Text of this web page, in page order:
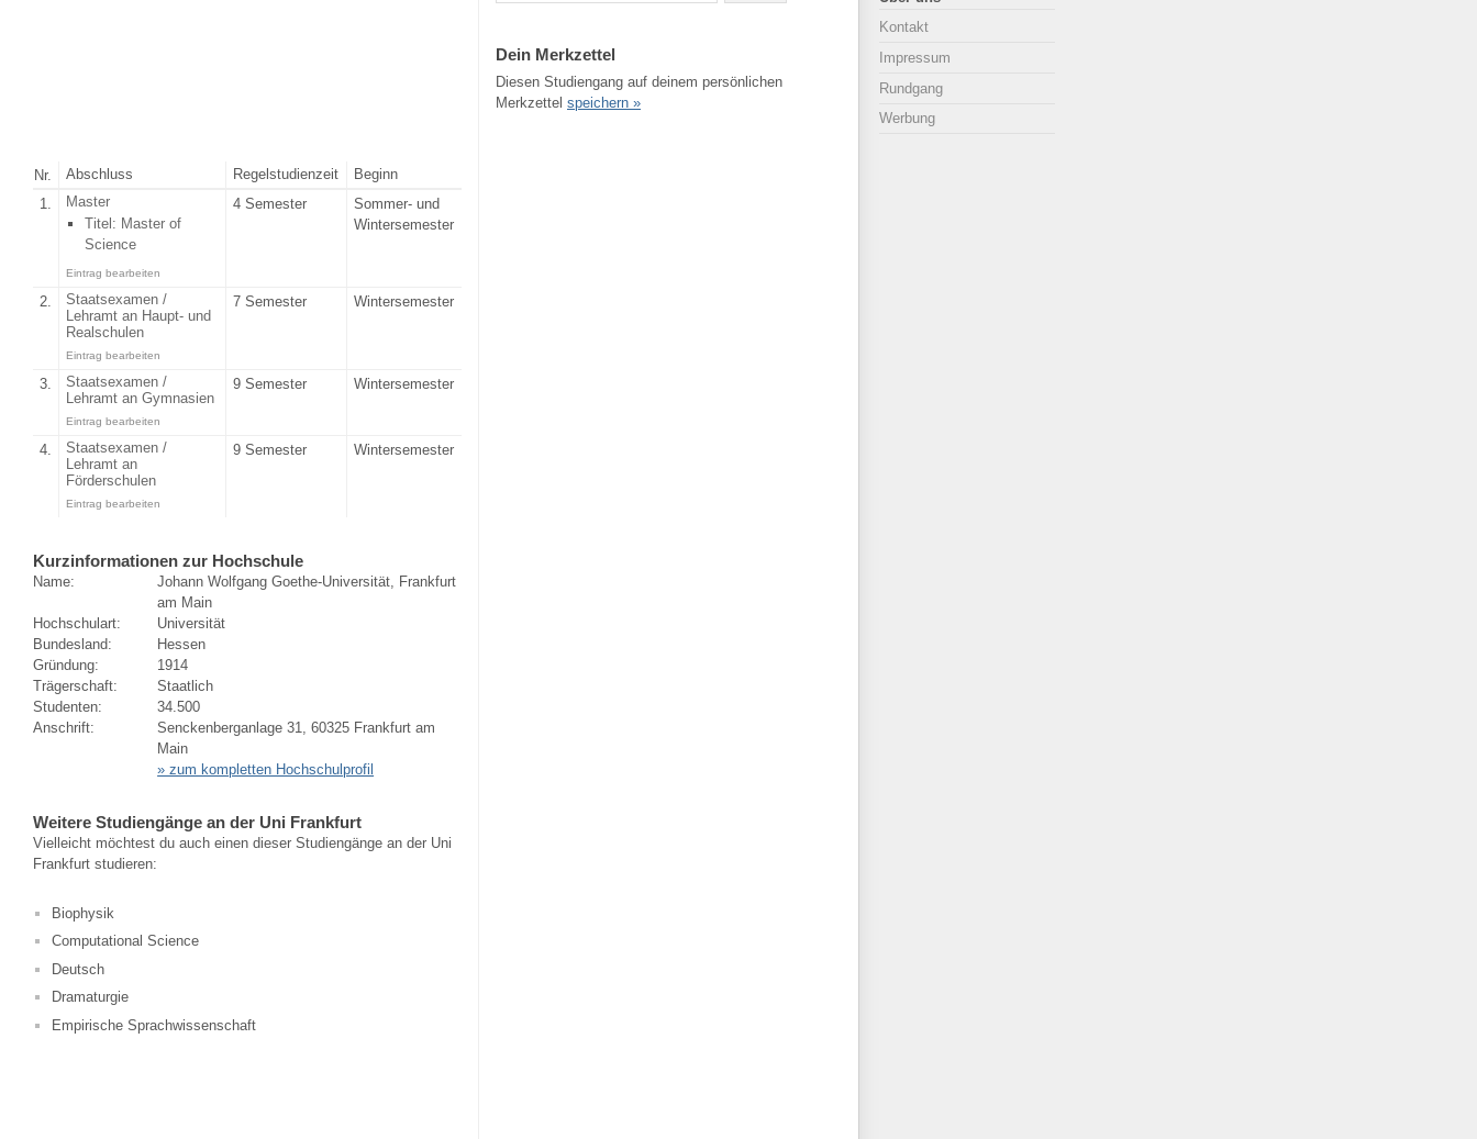
Nr. Abschluss Regelstudienzeit
Beginn
1.
Master
Titel: Master of
Science
Eintrag bearbeiten
4 Semester
Sommer- und
Wintersemester
2.
Staatsexamen /
Lehramt an Haupt- und
Realschulen
Eintrag bearbeiten
7 Semester Wintersemester
3.
Staatsexamen /
Lehramt an Gymnasien
Eintrag bearbeiten
9 Semester Wintersemester
4.
Staatsexamen /
Lehramt an
Förderschulen
Eintrag bearbeiten
9 Semester Wintersemester
Kurzinformationen zur Hochschule
Name:
Johann Wolfgang Goethe-Universität, Frankfurt
am Main
Hochschulart:
Universität
Bundesland:
Hessen
Gründung:
1914
Trägerschaft:
Staatlich
Studenten:
34.500
Anschrift:
Senckenberganlage 31, 60325 Frankfurt am
Main
» zum kompletten Hochschulprofil
Weitere Studiengänge an der Uni Frankfurt
Vielleicht möchtest du auch einen dieser Studiengänge an der Uni
Frankfurt studieren:
Biophysik
Computational Science
Deutsch
Dramaturgie
Empirische Sprachwissenschaft
Dein Merkzettel
Diesen Studiengang auf deinem persönlichen
Merkzettel speichern »
Kontakt
Impressum
Rundgang
Werbung